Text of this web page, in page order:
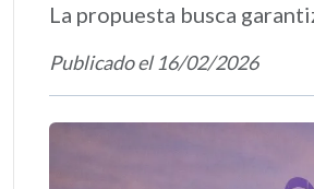
La propuesta busca
Publicado el 16/02/2026